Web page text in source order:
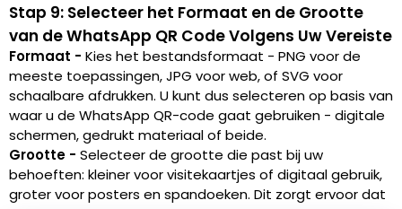
Stap 9: Selecteer het Formaat en de Grootte
van de WhatsApp QR Code Volgens Uw Vereiste
Formaat - Kies het bestandsformaat - PNG voor de
meeste toepassingen, JPG voor web, of SVG voor
schaalbare afdrukken. U kunt dus selecteren op basis van
waar u de WhatsApp QR-code gaat gebruiken - digitale
schermen, gedrukt materiaal of beide.
Grootte - Selecteer de grootte die past bij uw
behoeften: kleiner voor visitekaartjes of digitaal gebruik,
groter voor posters en spandoeken. Dit zorgt ervoor dat